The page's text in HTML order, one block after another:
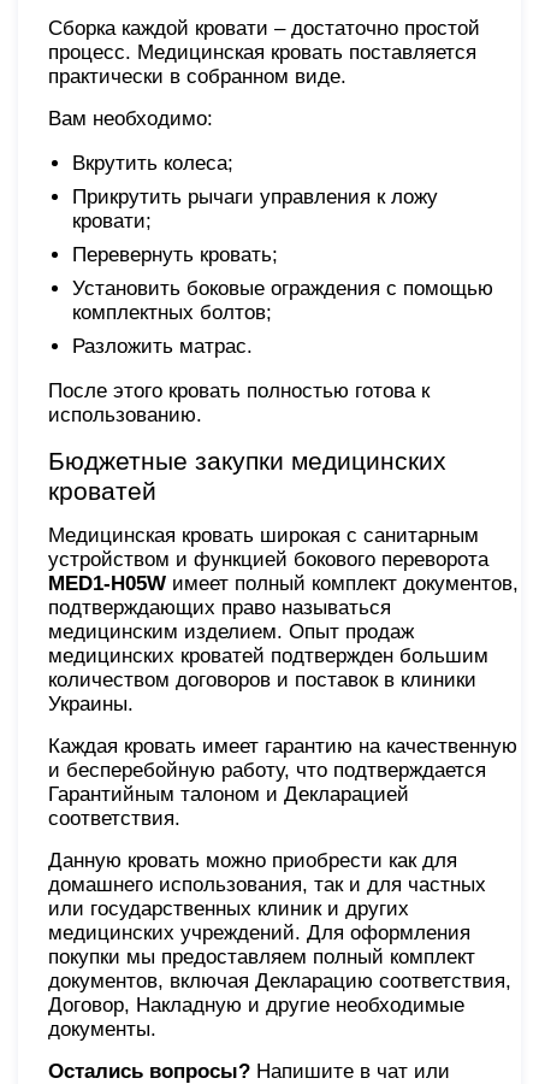
Сборка каждой кровати – достаточно простой
процесс. Медицинская кровать поставляется
практически в собранном виде.
Вам необходимо:
Вкрутить колеса;
Прикрутить рычаги управления к ложу
кровати;
Перевернуть кровать;
Установить боковые ограждения с помощью
комплектных болтов;
Разложить матрас.
После этого кровать полностью готова к
использованию.
Бюджетные закупки медицинских
кроватей
Медицинская кровать широкая с санитарным
устройством и функцией бокового переворота
MED1-H05W имеет полный комплект документов,
подтверждающих право называться
медицинским изделием. Опыт продаж
медицинских кроватей подтвержден большим
количеством договоров и поставок в клиники
Украины.
Каждая кровать имеет гарантию на качественную
и бесперебойную работу, что подтверждается
Гарантийным талоном и Декларацией
соответствия.
Данную кровать можно приобрести как для
домашнего использования, так и для частных
или государственных клиник и других
медицинских учреждений. Для оформления
покупки мы предоставляем полный комплект
документов, включая Декларацию соответствия,
Договор, Накладную и другие необходимые
документы.
Остались вопросы? Напишите в чат или